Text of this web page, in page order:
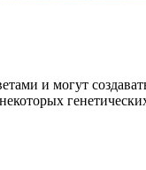
и могут